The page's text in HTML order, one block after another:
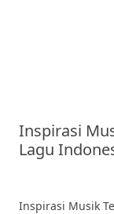
Inspirasi
Lagu
Inspirasi Musik